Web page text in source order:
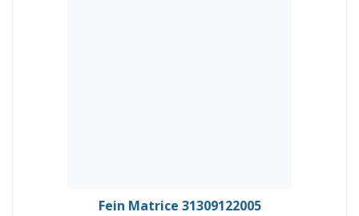
Fein Matrice 31309122005